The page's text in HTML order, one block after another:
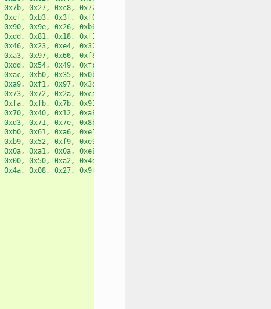
0x7b, 0x27, 0xc8, 0x72
0xcf, 0xb3, 0x3f, 0xf0
0x90, 0x9e, 0x26, 0xb6
0xdd , 0x81, 0x18, 0xf1
0x46, 0x23, 0xe4, 0x32
0xa3, 0x97, 0x66, 0xf8
0xdd , 0x54, 0x49, 0xfc
0xac, 0xb0, 0x35, 0x0b
0xa9, 0xf1, 0x97, 0x3d
0x73, 0x72, 0x2a, 0xca
0xfa, 0xfb, 0x7b, 0x91
0x70, 0x40, 0x12, 0xa8
0xd3, 0x71, 0x7e, 0x8b
0xb0, 0x61, 0xa6, 0xe1
0xb9, 0x52, 0xf9, 0xe9
0x0a, 0xa1, 0x0a, 0xe8
0x00, 0x50, 0xa2, 0x4d
0x4a, 0x08, 0x27, 0x9f